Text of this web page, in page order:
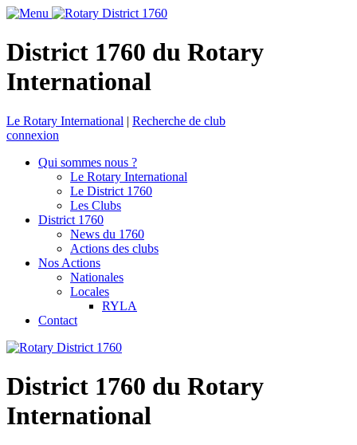
District 1760 du Rotary
International
Le Rotary International | Recherche de club
connexion
Qui sommes nous ?
Le Rotary International
Le District 1760
Les Clubs
District 1760
News du 1760
Actions des clubs
Nos Actions
Nationales
Locales
RYLA
Contact
District 1760 du Rotary
International